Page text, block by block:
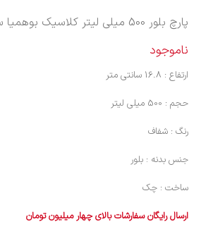
پارچ بلور 500 میلی لیتر کلاسیک بوهمیا سلکشن 008121002
ناموجود
ارتفاع : 16.8 سانتی متر
حجم : 500 میلی لیتر
رنگ : شفاف
جنس بدنه : بلور
ساخت : چک
ارسال رایگان سفارشات بالای چهار میلیون تومان